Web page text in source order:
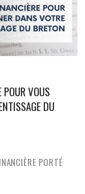
POUR VOUS
DU
PORTÉ